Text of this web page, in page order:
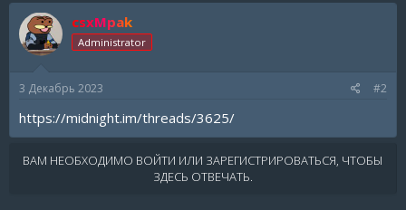
csxMpak
Administrator
3 Декабрь 2023 #2
https://midnight.im/threads/3625/
ВАМ НЕОБХОДИМО ВОЙТИ ИЛИ ЗАРЕГИСТРИРОВАТЬСЯ, ЧТОБЫ
ЗДЕСЬ ОТВЕЧАТЬ.